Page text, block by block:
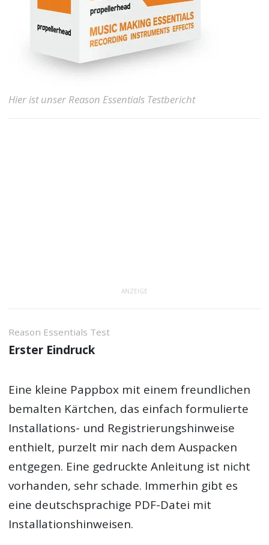
Hier ist unser Reason Essentials Testbericht
ANZEIGE
Reason Essentials Test
Erster Eindruck
Eine kleine Pappbox mit einem freundlichen
bemalten Kärtchen, das einfach formulierte
Installations- und Registrierungshinweise
enthielt, purzelt mir nach dem Auspacken
entgegen. Eine gedruckte Anleitung ist nicht
vorhanden, sehr schade. Immerhin gibt es
eine deutschsprachige PDF-Datei mit
Installationshinweisen.